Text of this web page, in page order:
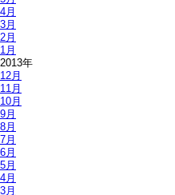
4月
3月
2月
1月
2013年
12月
11月
10月
9月
8月
7月
6月
5月
4月
3月